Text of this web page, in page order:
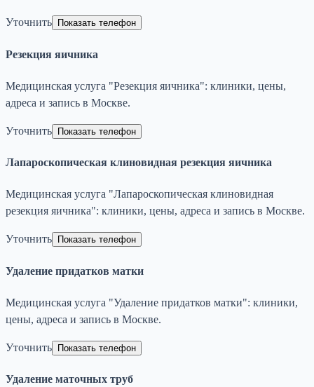
Уточнить Показать телефон
Резекция яичника
Медицинская услуга "Резекция яичника": клиники, цены,
адреса и запись в Москве.
Уточнить Показать телефон
Лапароскопическая клиновидная резекция яичника
Медицинская услуга "Лапароскопическая клиновидная
резекция яичника": клиники, цены, адреса и запись в Москве.
Уточнить Показать телефон
Удаление придатков матки
Медицинская услуга "Удаление придатков матки": клиники,
цены, адреса и запись в Москве.
Уточнить Показать телефон
Удаление маточных труб